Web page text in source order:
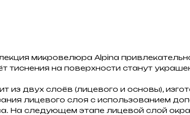
микровелюра Alpina
тиснения на поверхности станут
из двух слоёв (лицевого и основы),
лицевого слоя с использованием
На следующем этапе лицевой слой